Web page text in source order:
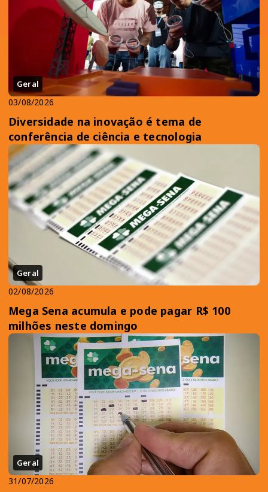
Geral
03/08/2026
Diversidade na inovação é tema de
conferência de ciência e tecnologia
Geral
02/08/2026
Mega Sena acumula e pode pagar R$ 100
milhões neste domingo
Geral
31/07/2026